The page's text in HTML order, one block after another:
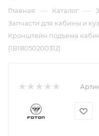
Главная — Каталог —
Запчасти для кабины и
Кронштейн подъема
(1B18050200312)